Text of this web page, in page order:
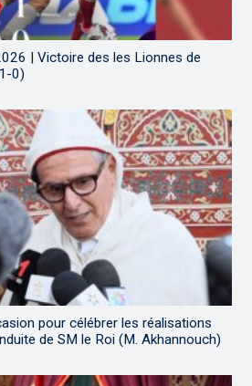
| Victoire des les Lionnes de
0)
pour célébrer les réalisations
de SM le Roi (M. Akhannouch)